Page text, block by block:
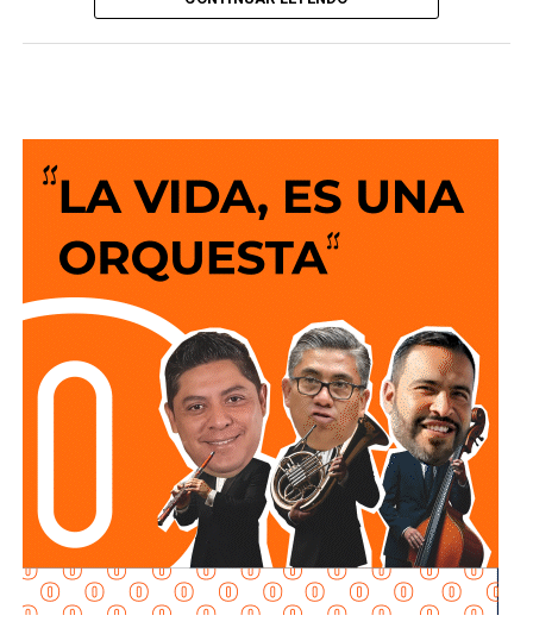
identificado comopunto de venta de drogas.
ser cuestionada sobre el caso.
García Cázares planteó que el eje de la revisión será
determinar la conducta de los elementos en ese punto:
qué acción realizaban y por qué se detuvieron ahí.
Adelantó que el resultado de las diligencias definirá si
hubo alguna irregularidad.
Al momento de la entrevista, la fiscal no había tenido
Juan Antonio Villa Gutiérrez